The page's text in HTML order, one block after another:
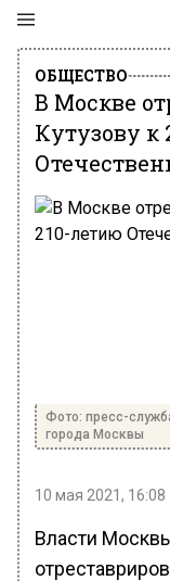
ОБЩЕСТВО
В Москве
Кутузову к
Фото: пресс-
города Москвы
10 мая 2021, 16:08
Власти